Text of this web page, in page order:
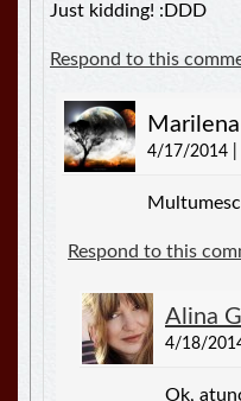
Just kidding! :DDD
Respond to this
Marilena
4/17/2014 |
Respond to this
Alina
4/18/
Ok,